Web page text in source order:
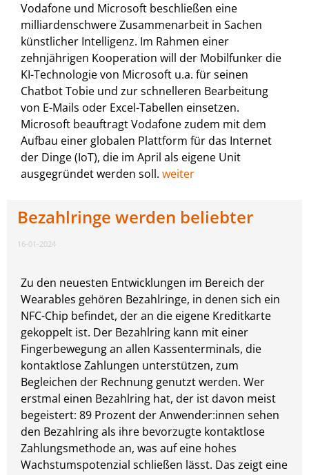
Vodafone und Microsoft beschließen eine
milliardenschwere Zusammenarbeit in Sachen
künstlicher Intelligenz. Im Rahmen einer
zehnjährigen Kooperation will der Mobilfunker die
KI-Technologie von Microsoft u.a. für seinen
Chatbot Tobie und zur schnelleren Bearbeitung
von E-Mails oder Excel-Tabellen einsetzen.
Microsoft beauftragt Vodafone zudem mit dem
Aufbau einer globalen Plattform für das Internet
der Dinge (IoT), die im April als eigene Unit
ausgegründet werden soll. weiter
Bezahlringe werden beliebter
16-01-2024
Zu den neuesten Entwicklungen im Bereich der
Wearables gehören Bezahlringe, in denen sich ein
NFC-Chip befindet, der an die eigene Kreditkarte
gekoppelt ist. Der Bezahlring kann mit einer
Fingerbewegung an allen Kassenterminals, die
kontaktlose Zahlungen unterstützen, zum
Begleichen der Rechnung genutzt werden. Wer
erstmal einen Bezahlring hat, der ist davon meist
begeistert: 89 Prozent der Anwender:innen sehen
den Bezahlring als ihre bevorzugte kontaktlose
Zahlungsmethode an, was auf eine hohes
Wachstumspotenzial schließen lässt. Das zeigt eine